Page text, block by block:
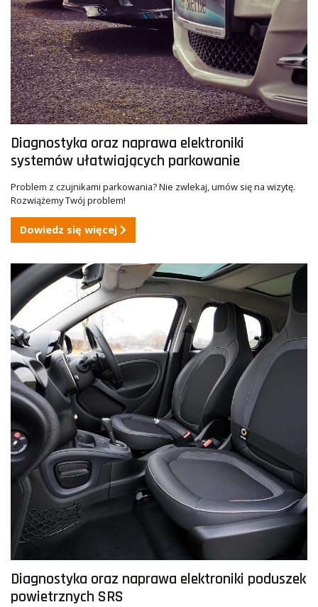
Diagnostyka oraz naprawa elektroniki
systemów ułatwiających parkowanie
Problem z czujnikami parkowania? Nie zwlekaj, umów się na wizytę.
Rozwiążemy Twój problem!
Dowiedz się więcej
Diagnostyka oraz naprawa elektroniki poduszek
powietrznych SRS